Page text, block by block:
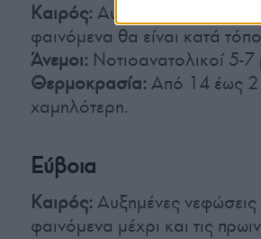
Καιρός: Αυξημένες νεφώσεις
φαινόμενα θα είναι κατά
Άνεμοι: Νοτιοανατολικοί 5-
Θερμοκρασία: Από 14 έως
χαμηλότερη.
Εύβοια
Καιρός: Αυξημένες
φαινόμενα μέχρι και τις